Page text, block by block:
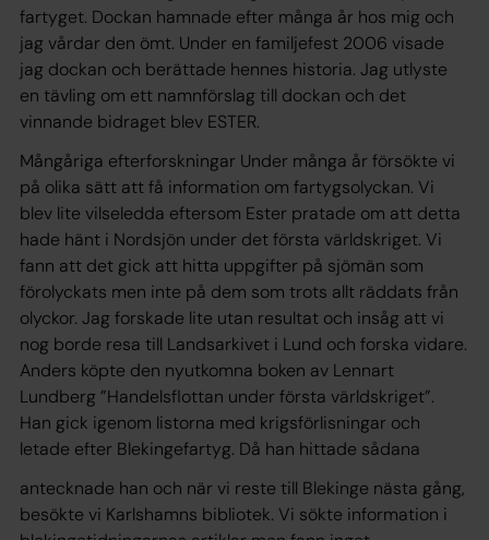
fartyget. Dockan hamnade efter många år hos mig och
jag vårdar den ömt. Under en familjefest 2006 visade
jag dockan och berättade hennes historia. Jag utlyste
en tävling om ett namnförslag till dockan och det
vinnande bidraget blev ESTER.
Mångåriga efterforskningar Under många år försökte vi
på olika sätt att få information om fartygsolyckan. Vi
blev lite vilseledda eftersom Ester pratade om att detta
hade hänt i Nordsjön under det första världskriget. Vi
fann att det gick att hitta uppgifter på sjömän som
förolyckats men inte på dem som trots allt räddats från
olyckor. Jag forskade lite utan resultat och insåg att vi
nog borde resa till Landsarkivet i Lund och forska vidare.
Anders köpte den nyutkomna boken av Lennart
Lundberg ”Handelsflottan under första världskriget”.
Han gick igenom listorna med krigsförlisningar och
letade efter Blekingefartyg. Då han hittade sådana
antecknade han och när vi reste till Blekinge nästa gång,
besökte vi Karlshamns bibliotek. Vi sökte information i